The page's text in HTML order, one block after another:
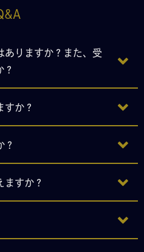
ありますか？また、受
すか？
？
ますか？